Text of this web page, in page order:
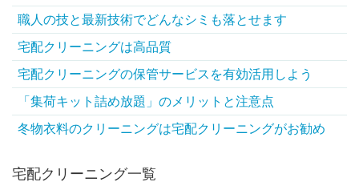
職人の技と最新技術でどんなシミも落とせます
宅配クリーニングは高品質
宅配クリーニングの保管サービスを有効活用しよう
「集荷キット詰め放題」のメリットと注意点
冬物衣料のクリーニングは宅配クリーニングがお勧め
宅配クリーニング一覧